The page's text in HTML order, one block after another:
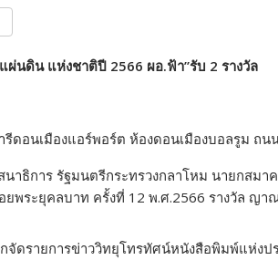
นดิน แห่งชาติปี 2566 ผอ.ฟ้า”รับ 2 รางวัล
ดอนเมืองแอร์พอร์ต ห้องดอนเมืองบอลรูม ถน
าธิการ รัฐมนตรีกระทรวงกลาโหม นายกสมา
พระยุคลบาท ครั้งที่ 12 พ.ศ.2566 รางวัล ญา
ดรายการข่าววิทยุโทรทัศน์หนังสือพิมพ์แห่งป